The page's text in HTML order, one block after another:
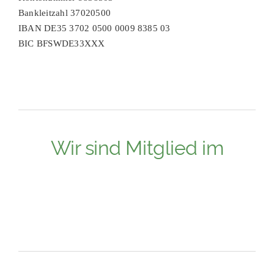
Bankleitzahl 37020500
IBAN DE35 3702 0500 0009 8385 03
BIC BFSWDE33XXX
Wir sind Mitglied im